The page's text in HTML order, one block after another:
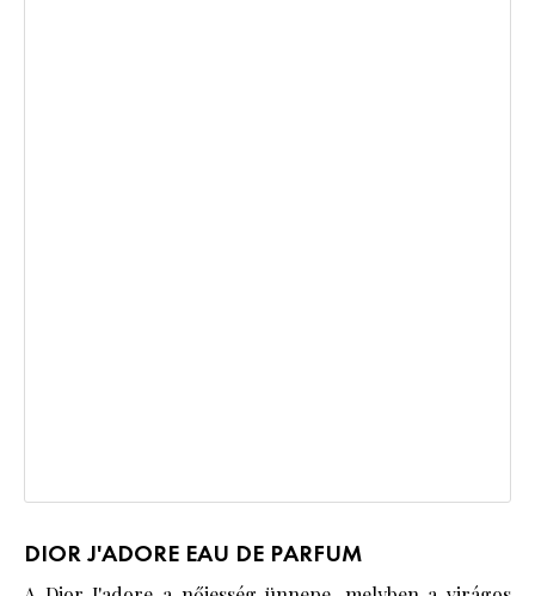
DIOR J'ADORE EAU DE PARFUM